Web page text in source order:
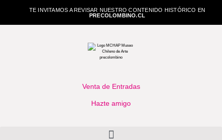
TE INVITAMOS A REVISAR NUESTRO CONTENIDO HISTÓRICO EN
PRECOLOMBINO.CL
Venta de Entradas
Hazte amigo